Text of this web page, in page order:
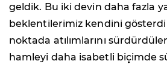
geldik. Bu iki devin daha fazla
beklentilerimiz kendini
noktada atılımlarını
hamleyi daha isabetli biçimde